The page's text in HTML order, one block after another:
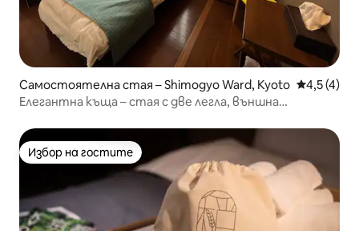
Самостоятелна стая – Shimogyo Ward, Kyoto Средна
4,5 (4)
Елегантна къща – стая с две легла, външна
Избор на гостите
Избор на гостите